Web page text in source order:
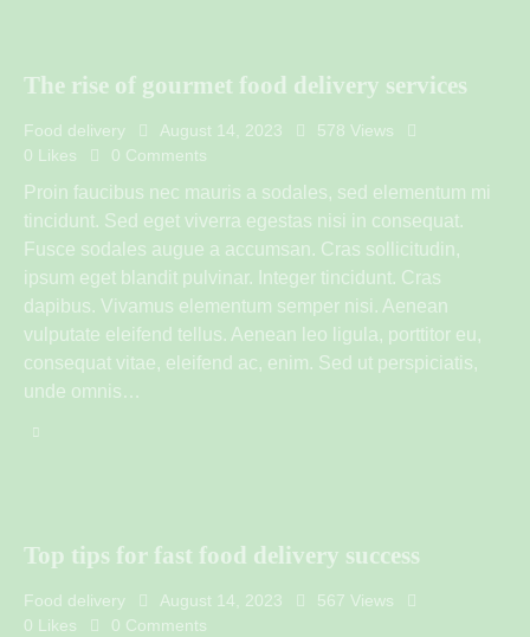
The rise of gourmet food delivery services
Food delivery August 14, 2023 578 Views
0 Likes 0 Comments
Proin faucibus nec mauris a sodales, sed elementum mi
tincidunt. Sed eget viverra egestas nisi in consequat.
Fusce sodales augue a accumsan. Cras sollicitudin,
ipsum eget blandit pulvinar. Integer tincidunt. Cras
dapibus. Vivamus elementum semper nisi. Aenean
vulputate eleifend tellus. Aenean leo ligula, porttitor eu,
consequat vitae, eleifend ac, enim. Sed ut perspiciatis,
unde omnis…
Top tips for fast food delivery success
Food delivery August 14, 2023 567 Views
0 Likes 0 Comments